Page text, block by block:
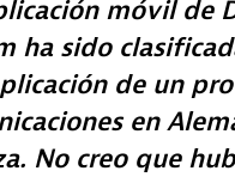
móvil de
ha sido
de un
en
No creo que